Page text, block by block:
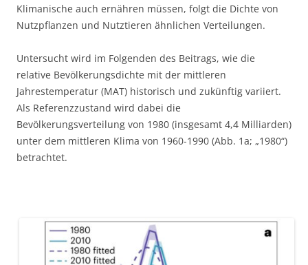
Klimanische auch ernähren müssen, folgt die Dichte von
Nutzpflanzen und Nutztieren ähnlichen Verteilungen.
Untersucht wird im Folgenden des Beitrags, wie die
relative Bevölkerungsdichte mit der mittleren
Jahrestemperatur (MAT) historisch und zukünftig variiert.
Als Referenzzustand wird dabei die
Bevölkerungsverteilung von 1980 (insgesamt 4,4 Milliarden)
unter dem mittleren Klima von 1960-1990 (Abb. 1a; „1980“)
betrachtet.